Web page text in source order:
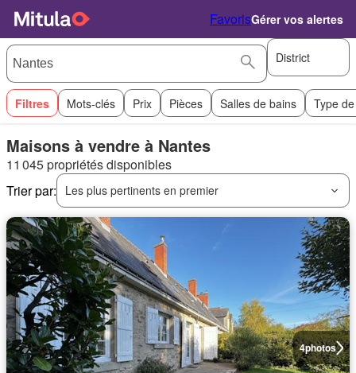
FavorisGérer vos alertes
District
Filtres Mots-clés Prix Pièces Salles de bains Type
Maisons à vendre à Nantes
11 045 propriétés disponibles
Trier par:
Les plus pertinents en premier
4photos